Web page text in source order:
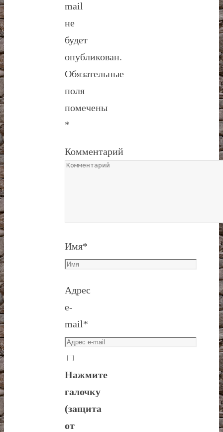
mail
не
будет
опубликован.
Обязательные
поля
помечены
*
Комментарий
Имя*
Адрес
e-
mail*
Нажмите
галочку
(защита
от